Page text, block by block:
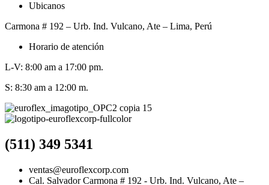
Ubicanos
Carmona # 192 – Urb. Ind. Vulcano, Ate – Lima, Perú
Horario de atención
L-V: 8:00 am a 17:00 pm.
S: 8:30 am a 12:00 m.
(511) 349 5341
ventas@euroflexcorp.com
Cal. Salvador Carmona # 192 - Urb. Ind. Vulcano, Ate –